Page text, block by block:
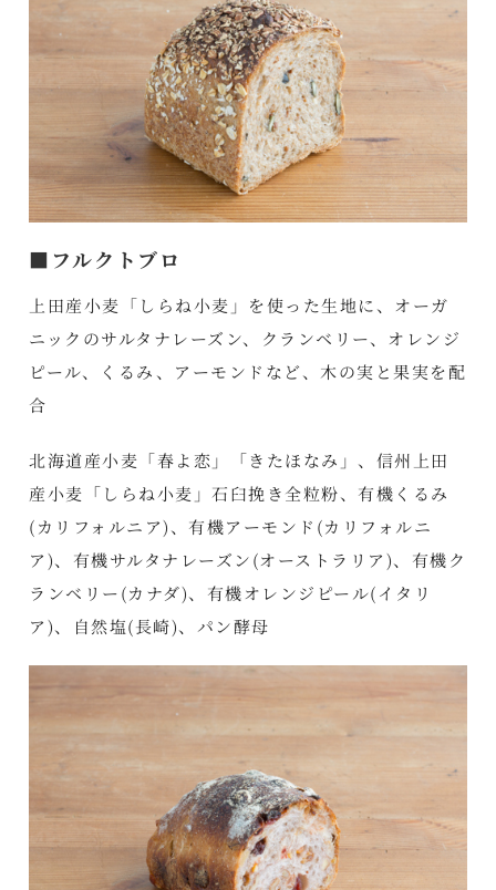
■フルクトブロ
上田産小麦「しらね小麦」を使った生地に、オーガ
ニックのサルタナレーズン、クランベリー、オレンジ
ピール、くるみ、アーモンドなど、木の実と果実を配
合
北海道産小麦「春よ恋」「きたほなみ」、信州上田
産小麦「しらね小麦」石臼挽き全粒粉、有機くるみ
(カリフォルニア)、有機アーモンド(カリフォルニ
ア)、有機サルタナレーズン(オーストラリア)、有機ク
ランベリー(カナダ)、有機オレンジピール(イタリ
ア)、自然塩(長崎)、パン酵母